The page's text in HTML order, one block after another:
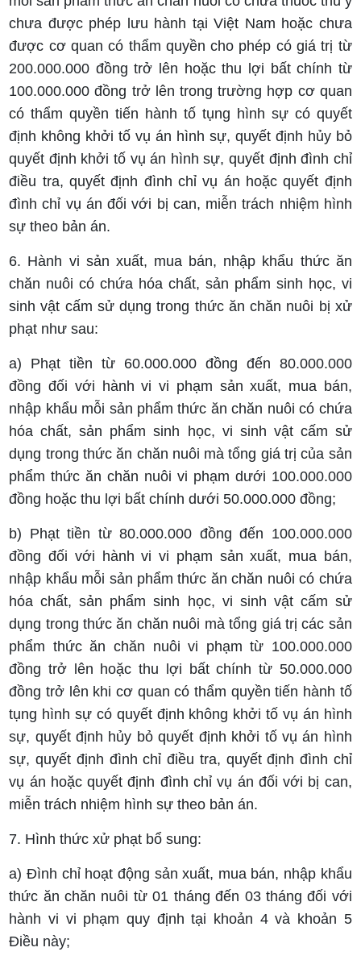
chưa được phép lưu hành tại Việt Nam hoặc chưa
được cơ quan có thẩm quyền cho phép có giá trị từ
200.000.000 đồng trở lên hoặc thu lợi bất chính từ
100.000.000 đồng trở lên trong trường hợp cơ quan
có thẩm quyền tiến hành tố tụng hình sự có quyết
định không khởi tố vụ án hình sự, quyết định hủy bỏ
quyết định khởi tố vụ án hình sự, quyết định đình chỉ
điều tra, quyết định đình chỉ vụ án hoặc quyết định
đình chỉ vụ án đối với bị can, miễn trách nhiệm hình
sự theo bản án.
6. Hành vi sản xuất, mua bán, nhập khẩu thức ăn
chăn nuôi có chứa hóa chất, sản phẩm sinh học, vi
sinh vật cấm sử dụng trong thức ăn chăn nuôi bị xử
phạt như sau:
a) Phạt tiền từ 60.000.000 đồng đến 80.000.000
đồng đối với hành vi vi phạm sản xuất, mua bán,
nhập khẩu mỗi sản phẩm thức ăn chăn nuôi có chứa
hóa chất, sản phẩm sinh học, vi sinh vật cấm sử
dụng trong thức ăn chăn nuôi mà tổng giá trị của sản
phẩm thức ăn chăn nuôi vi phạm dưới 100.000.000
đồng hoặc thu lợi bất chính dưới 50.000.000 đồng;
b) Phạt tiền từ 80.000.000 đồng đến 100.000.000
đồng đối với hành vi vi phạm sản xuất, mua bán,
nhập khẩu mỗi sản phẩm thức ăn chăn nuôi có chứa
hóa chất, sản phẩm sinh học, vi sinh vật cấm sử
dụng trong thức ăn chăn nuôi mà tổng giá trị các sản
phẩm thức ăn chăn nuôi vi phạm từ 100.000.000
đồng trở lên hoặc thu lợi bất chính từ 50.000.000
đồng trở lên khi cơ quan có thẩm quyền tiến hành tố
tụng hình sự có quyết định không khởi tố vụ án hình
sự, quyết định hủy bỏ quyết định khởi tố vụ án hình
sự, quyết định đình chỉ điều tra, quyết định đình chỉ
vụ án hoặc quyết định đình chỉ vụ án đối với bị can,
miễn trách nhiệm hình sự theo bản án.
7. Hình thức xử phạt bổ sung:
a) Đình chỉ hoạt động sản xuất, mua bán, nhập khẩu
thức ăn chăn nuôi từ 01 tháng đến 03 tháng đối với
hành vi vi phạm quy định tại khoản 4 và khoản 5
Điều này;